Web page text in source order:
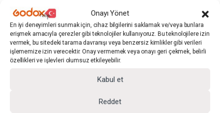
Onayı Yönet
En iyi deneyimleri sunmak için, cihaz bilgilerini saklamak ve/veya bunlara
erişmek amacıyla çerezler gibi teknolojiler kullanıyoruz. Bu teknolojilere izin
vermek, bu sitedeki tarama davranışı veya benzersiz kimlikler gibi verileri
işlememize izin verecektir. Onay vermemek veya onayı geri çekmek, belirli
özellikleri ve işlevleri olumsuz etkileyebilir.
Kabul et
Reddet
Siyah fon perde seti; portre çekimleri, ürün
fotoğrafçılığı, röportaj ve video kayıtları, sosyal
medya içerikleri ve ışıkla dramatik etki oluşturulan